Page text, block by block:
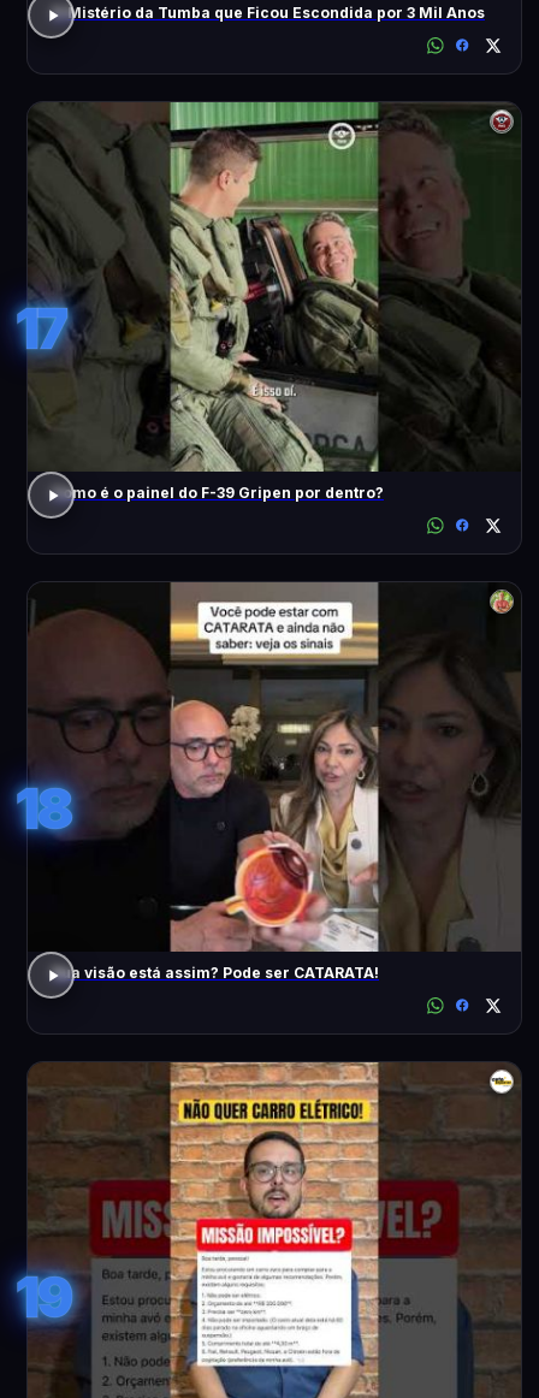
O Mistério da Tumba que Ficou Escondida por 3 Mil Anos
17
Como é o painel do F-39 Gripen por dentro?
18
Sua visão está assim? Pode ser CATARATA!
19